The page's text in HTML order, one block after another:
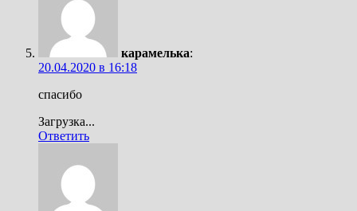
карамелька:
20.04.2020 в 16:18
спасибо
Загрузка...
Ответить